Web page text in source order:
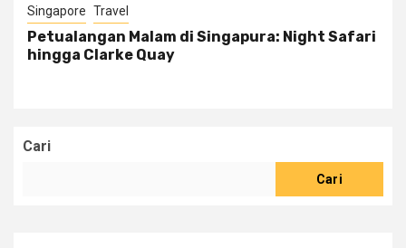
Singapore Travel
Petualangan Malam di Singapura: Night Safari
hingga Clarke Quay
Cari
Cari